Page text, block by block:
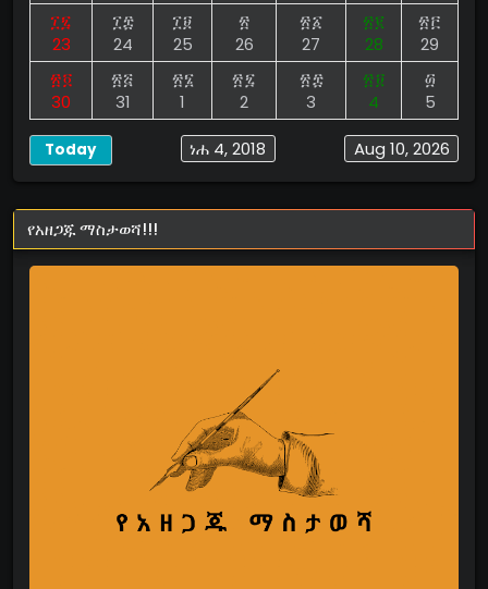
፲፯
23
፲፰
24
፲፱
25
፳
26
፳፩
27
፳፪
28
፳፫
29
፳፬
30
፳፭
31
፳፮
1
፳፯
2
፳፰
3
፳፱
4
፴
5
Aug 10, 2026
ነሐ 4, 2018
Today
የአዘጋጁ ማስታወሻ!!!